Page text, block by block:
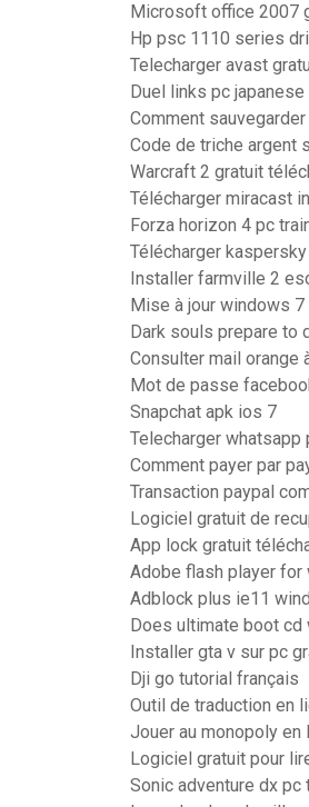
Microsoft office 2007
Hp psc 1110 series
Telecharger avast
Duel links pc japanese
Comment
Code de triche argent
Warcraft 2 gratuit
Télécharger miracast
Forza horizon 4 pc
Télécharger
Installer farmville 2
Mise à jour windows
Dark souls prepare to
Consulter mail orange
Mot de passe
Snapchat apk ios 7
Telecharger
Comment payer par
Transaction paypal
Logiciel gratuit de
App lock gratuit
Adobe flash player
Adblock plus ie11
Does ultimate boot
Installer gta v sur pc
Dji go tutorial français
Outil de traduction en
Jouer au monopoly
Logiciel gratuit pour
Sonic adventure dx pc